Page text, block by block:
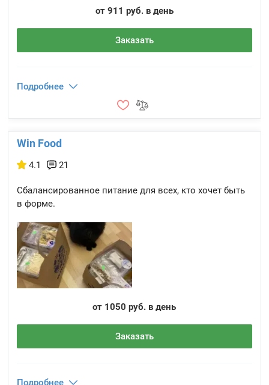
от 911 руб. в день
Заказать
Подробнее
Win Food
4.1 21
Сбалансированное питание для всех, кто хочет быть
в форме.
от 1050 руб. в день
Заказать
Подробнее